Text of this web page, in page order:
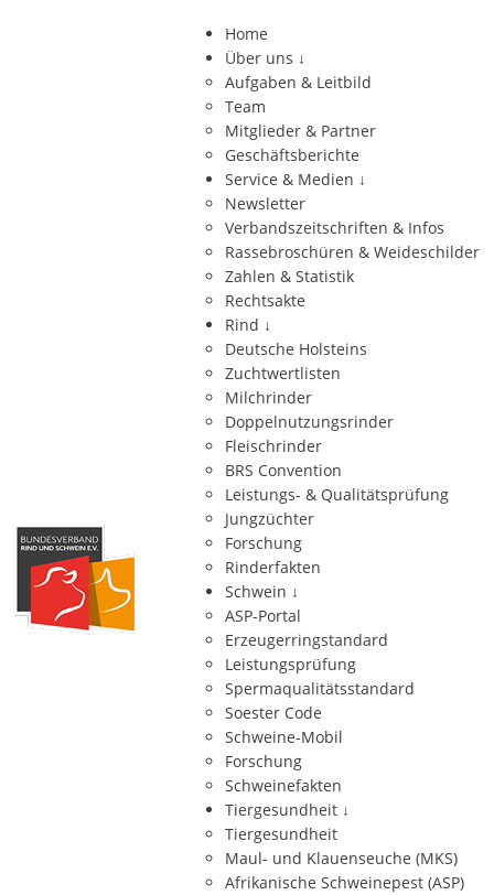
Home
Über uns ↓
Aufgaben & Leitbild
Team
Mitglieder & Partner
Geschäftsberichte
Service & Medien ↓
Newsletter
Verbandszeitschriften & Infos
Rassebroschüren & Weideschilder
Zahlen & Statistik
Rechtsakte
Rind ↓
Deutsche Holsteins
Zuchtwertlisten
Milchrinder
Doppelnutzungsrinder
Fleischrinder
BRS Convention
Leistungs- & Qualitätsprüfung
Jungzüchter
Forschung
Rinderfakten
Schwein ↓
ASP-Portal
Erzeugerringstandard
Leistungsprüfung
Spermaqualitätsstandard
Soester Code
Schweine-Mobil
Forschung
Schweinefakten
Tiergesundheit ↓
Tiergesundheit
Maul- und Klauenseuche (MKS)
Afrikanische Schweinepest (ASP)